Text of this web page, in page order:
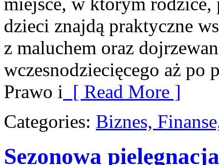
dzieci znajdą praktyczne
z maluchem oraz
wczesnodziecięcego aż po
Prawo i [ Read More ]
Categories: Biznes,
Sezonowa pielęgnacja